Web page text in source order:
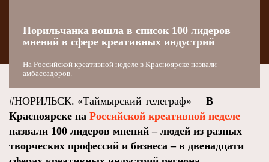
Норильчанка вошла в список 100 лидеров
мнений в сфере креативных индустрий
На Российской креативной неделе в Красноярске назвали
амбассадоров.
#НОРИЛЬСК. «Таймырский телеграф» – В
Красноярске на Российской креативной неделе
назвали 100 лидеров мнений – людей из разных
творческих профессий и бизнеса – в двенадцати